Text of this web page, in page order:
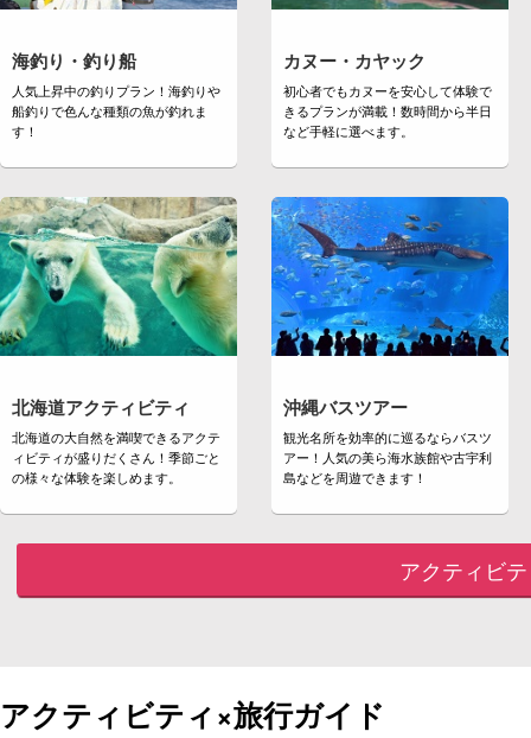
海釣り・釣り船
人気上昇中の釣りプラン！海釣りや
船釣りで色んな種類の魚が釣れま
す！
カヌー・カヤック
初心者でもカヌーを安心して体験で
きるプランが満載！数時間から半日
など手軽に選べます。
北海道アクティビティ
北海道の大自然を満喫できるアクテ
ィビティが盛りだくさん！季節ごと
の様々な体験を楽しめます。
沖縄バスツアー
観光名所を効率的に巡るならバスツ
アー！人気の美ら海水族館や古宇利
島などを周遊できます！
アクティビ
アクティビティ×旅行ガイド